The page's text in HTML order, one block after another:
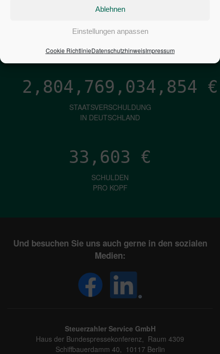
Ablehnen
Einstellungen anpassen
Cookie RichtlinieDatenschutzhinweisImpressum
1,601
ZINSEN
PRO SEKUNDE
2,804,769,036,117 €
STAATSVERSCHULDUNG
IN DEUTSCHLAND
33,603 €
SCHULDEN
PRO KOPF
Und besuchen Sie uns auch gerne in den sozialen
Medien:
Steuerzahler Service GmbH
Haus der Bundespressekonferenz, Raum 4309
Schiffbauerdamm 40, 10117 Berlin